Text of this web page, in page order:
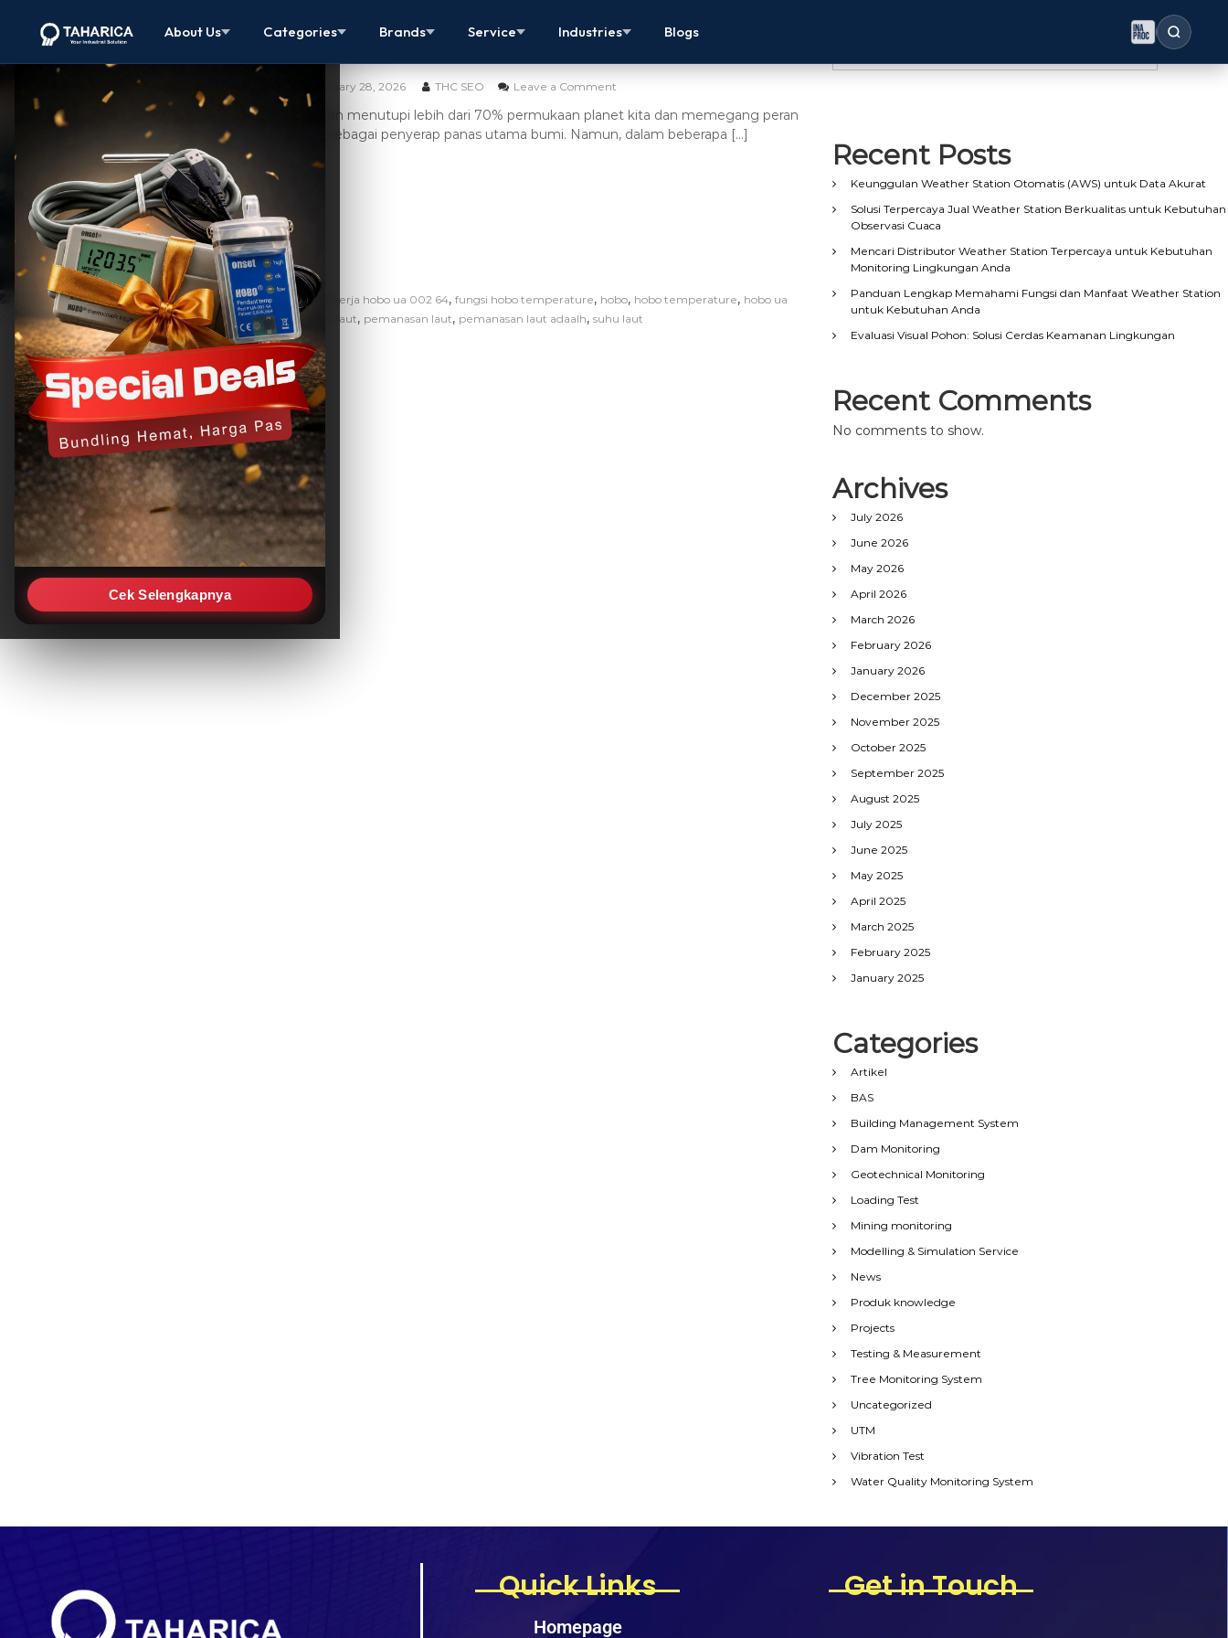
Cek Selengkapnya
About Us Categories Brands Service Industries Blogs
Pemanasan Laut: Ancaman Global dan Dampaknya Bagi
January 28, 2026 THC SEO Leave a Comment
Lautan menutupi lebih dari 70% permukaan planet kita dan memegang peran
vital sebagai penyerap panas utama bumi. Namun, dalam beberapa […]
Artikel alat ukur air,bahaya pemanasan laut, cara kerja hobo ua 002 64, fungsi hobo temperature, hobo, hobo temperature, hobo ua
002 64,manfaat pemantauan suhu laut ,monitoring suhu air laut, pemanasan laut, pemanasan laut adaalh, suhu laut
Search
Recent Posts
Keunggulan Weather Station Otomatis (AWS) untuk Data Akurat
Solusi Terpercaya Jual Weather Station Berkualitas untuk Kebutuhan
Observasi Cuaca
Mencari Distributor Weather Station Terpercaya untuk Kebutuhan
Monitoring Lingkungan Anda
Panduan Lengkap Memahami Fungsi dan Manfaat Weather Station
untuk Kebutuhan Anda
Evaluasi Visual Pohon: Solusi Cerdas Keamanan Lingkungan
Recent Comments
No comments to show.
Archives
July 2026
June 2026
May 2026
April 2026
March 2026
February 2026
January 2026
December 2025
November 2025
October 2025
September 2025
August 2025
July 2025
June 2025
May 2025
April 2025
March 2025
February 2025
January 2025
Categories
Artikel
BAS
Building Management System
Dam Monitoring
Geotechnical Monitoring
Loading Test
Mining monitoring
Modelling & Simulation Service
News
Produk knowledge
Projects
Testing & Measurement
Tree Monitoring System
Uncategorized
UTM
Vibration Test
Water Quality Monitoring System
Quick Links
Homepage
Get in Touch